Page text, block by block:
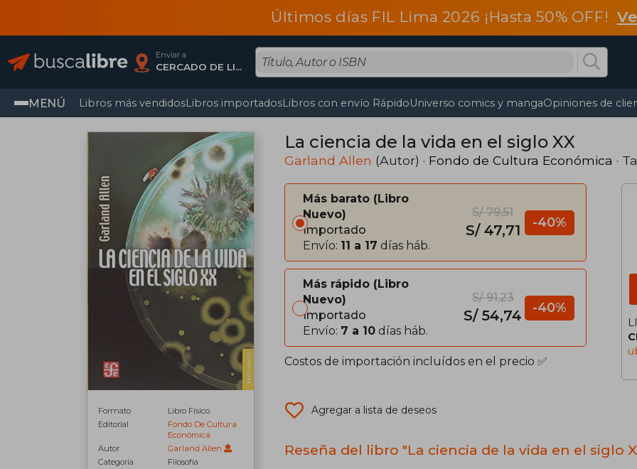
Últimos días FIL Lima 2026 ¡Hasta 50% OFF!
Enviar a
CERCADO DE LIMA, Lima
MENÚ Libros más vendidosLibros importadosLibros con envío RápidoUniverso comics y mangaOpiniones de
Formato
Libro Físico
Editorial
Fondo De Cultura
Económica
Autor
Garland Allen
Categoría
Filosofía
La ciencia de la vida en el siglo XX
Garland Allen (Autor) · Fondo de Cultura Económica ·
Más barato
Libro
Nuevo
Importado
Envío: 11 a 17 días háb.
S/ 79,51
S/ 47,71 -40%
Más rápido
Libro
Nuevo
Importado
Envío: 7 a 10 días háb.
S/ 91,23
S/ 54,74 -40%
Costos de importación incluídos en el precio ✅
Agregar a lista de deseos
Reseña del libro "La ciencia de la vida en el siglo